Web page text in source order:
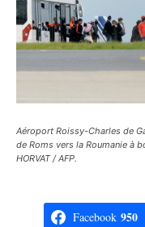
Aéroport Roissy-Charles de
de Roms vers la Roumanie à
HORVAT / AFP.
Facebook 950